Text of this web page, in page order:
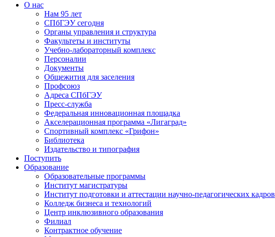
О нас
Нам 95 лет
СПбГЭУ сегодня
Органы управления и структура
Факультеты и институты
Учебно-лабораторный комплекс
Персоналии
Документы
Общежития для заселения
Профсоюз
Адреса СПбГЭУ
Пресс-служба
Федеральная инновационная площадка
Акселерационная программа «Лигаград»­­
Спортивный комплекс «Грифон»
Библиотека
Издательство и типография
Поступить
Образование
Образовательные программы
Институт магистратуры
Институт подготовки и аттестации научно-педагогических кадров
Колледж бизнеса и технологий
Центр инклюзивного образования
Филиал
Контрактное обучение